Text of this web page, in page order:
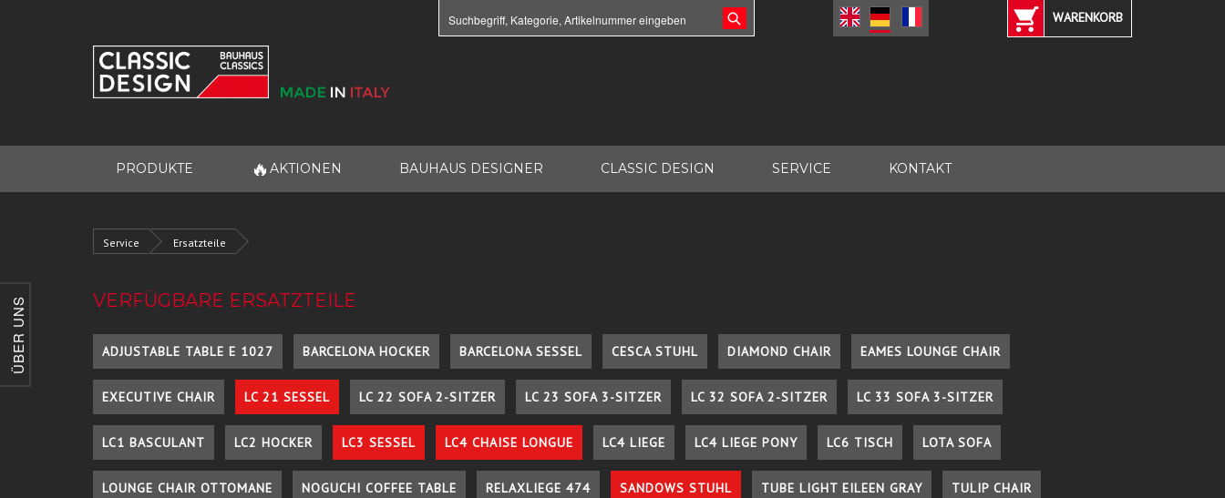
ÜBER UNS
WARENKORB
PRODUKTE 🔥 AKTIONEN BAUHAUS DESIGNER CLASSIC DESIGN SERVICE KONTAKT
Service Ersatzteile
VERFÜGBARE ERSATZTEILE
ADJUSTABLE TABLE E 1027 BARCELONA HOCKER BARCELONA SESSEL CESCA STUHL DIAMOND CHAIR EAMES LOUNGE CHAIR
EXECUTIVE CHAIR LC 21 SESSEL LC 22 SOFA 2-SITZER LC 23 SOFA 3-SITZER LC 32 SOFA 2-SITZER LC 33 SOFA 3-SITZER
LC1 BASCULANT LC2 HOCKER LC3 SESSEL LC4 CHAISE LONGUE LC4 LIEGE LC4 LIEGE PONY LC6 TISCH LOTA SOFA
LOUNGE CHAIR OTTOMANE NOGUCHI COFFEE TABLE RELAXLIEGE 474 SANDOWS STUHL TUBE LIGHT EILEEN GRAY TULIP CHAIR